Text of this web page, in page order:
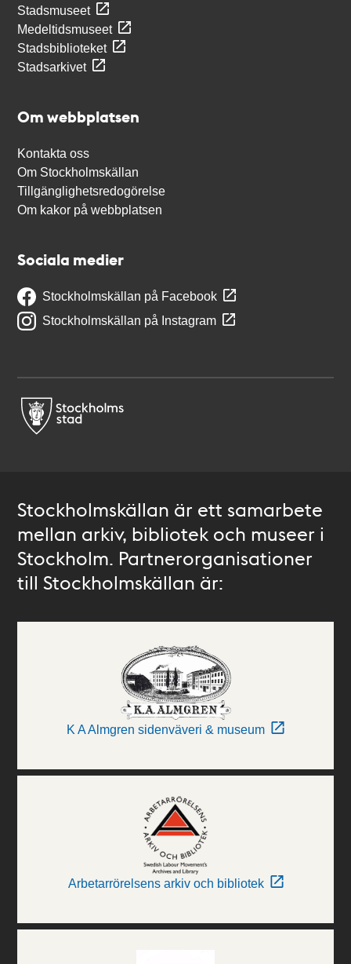
Stadsmuseet
Medeltidsmuseet
Stadsbiblioteket
Stadsarkivet
Om webbplatsen
Kontakta oss
Om Stockholmskällan
Tillgänglighetsredogörelse
Om kakor på webbplatsen
Sociala medier
Stockholmskällan på Facebook
Stockholmskällan på Instagram
Stockholmskällan är ett samarbete
mellan arkiv, bibliotek och museer i
Stockholm. Partnerorganisationer
till Stockholmskällan är:
K A Almgren sidenväveri & museum
Arbetarrörelsens arkiv och bibliotek